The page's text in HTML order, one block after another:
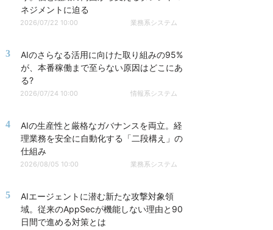
ネジメントに迫る
2026/07/22 10:00 業務系システム
3
AIのさらなる活用に向けた取り組みの95%
が、本番稼働まで至らない原因はどこにあ
る?
2026/07/24 10:00 情報系システム
4
AIの生産性と厳格なガバナンスを両立。経
理業務を安全に自動化する「二段構え」の
仕組み
2026/08/05 10:00 業務系システム
5
AIエージェントに潜む新たな攻撃対象領
域。従来のAppSecが機能しない理由と90
日間で進める対策とは